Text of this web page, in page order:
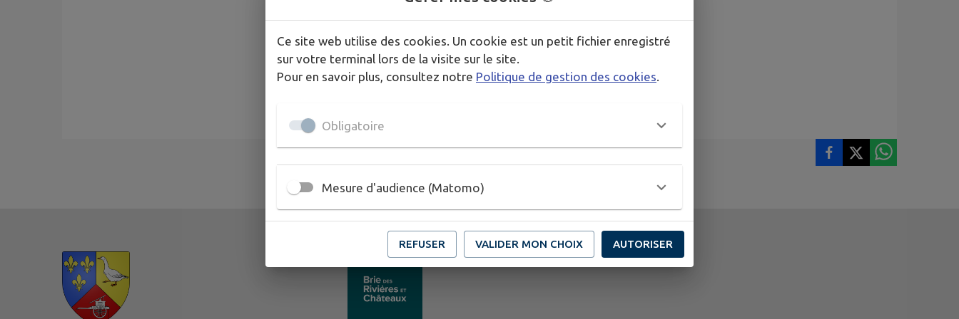
Publié par CCBRC
Ce site web utilise des cookies. Un cookie est un petit fichier enregistré
sur votre terminal lors de la visite sur le site.
Pour en savoir plus, consultez notre Politique de gestion des cookies.
Obligatoire
Mesure d'audience (Matomo)
REFUSER VALIDER MON CHOIX AUTORISER